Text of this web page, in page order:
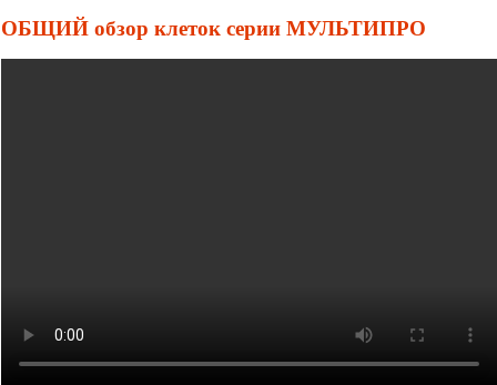
ОБЩИЙ обзор клеток серии МУЛЬТИПРО